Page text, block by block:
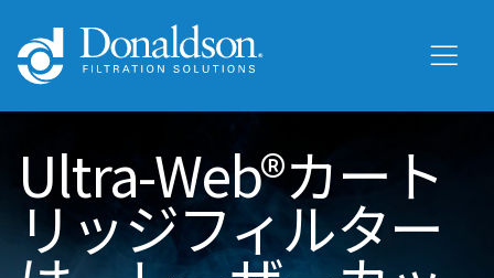
Ultra-Web®カート
リッジフィルター